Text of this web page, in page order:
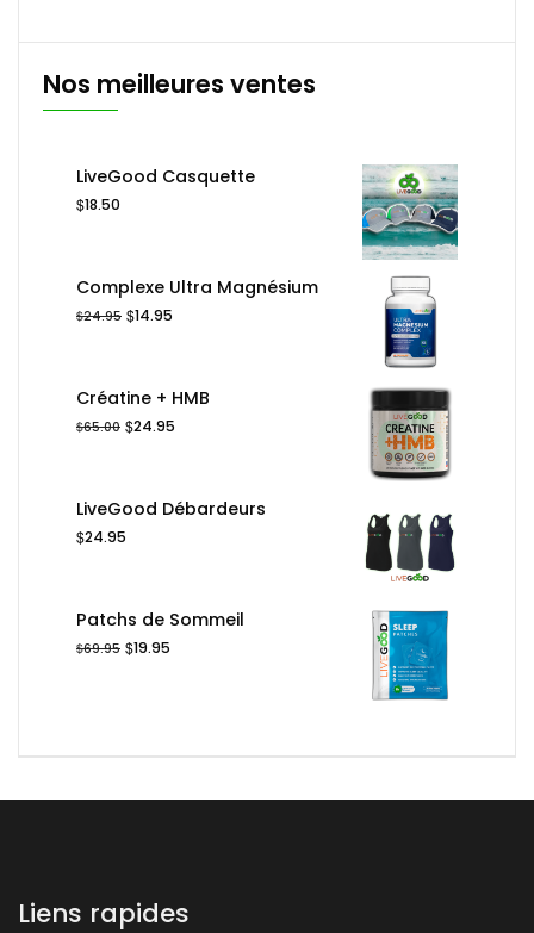
Nos meilleures ventes
LiveGood Casquette
$18.50
Complexe Ultra Magnésium
$24.95 Le
était :
$14.95
est :
Créatine + HMB
$65.00 Le
était :
$24.95
est :
LiveGood Débardeurs
$24.95
Patchs de Sommeil
$69.95 Le
$19.95
Liens rapides